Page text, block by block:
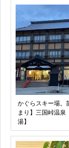
かぐらスキー場。
まり】三国峠温
湯】